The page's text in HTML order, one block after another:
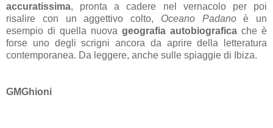
accuratissima, pronta a cadere nel vernacolo per poi
risalire con un aggettivo colto, Oceano Padanoè un
esempio di quella nuova geografia autobiografica che è
forse uno degli scrigni ancora da aprire della letteratura
contemporanea. Da leggere, anche sulle spiaggie di Ibiza.
GMGhioni